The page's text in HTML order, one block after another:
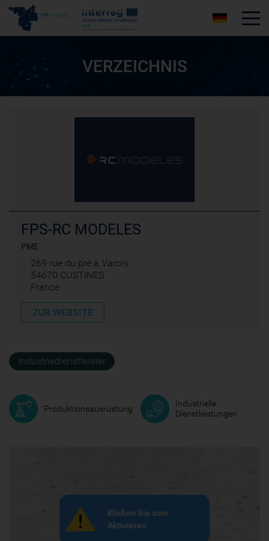
VERZEICHNIS
FPS-RC MODELES
PME
269 rue du pré à Varois
54670 CUSTINES
France
ZUR WEBSITE
Industriedienstleister
Produktionsausrüstung
Industrielle
Dienstleistungen
Klicken Sie zum
Aktivieren